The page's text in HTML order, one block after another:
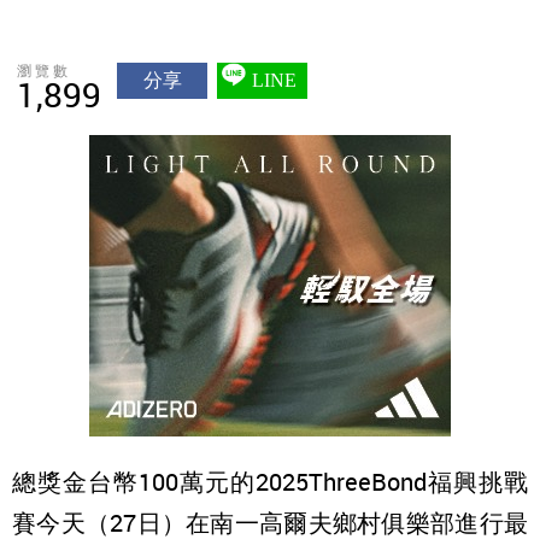
瀏覽數
1,899 分享 LINE
總獎金台幣100萬元的2025ThreeBond福興挑戰
賽今天（27日）在南一高爾夫鄉村俱樂部進行最